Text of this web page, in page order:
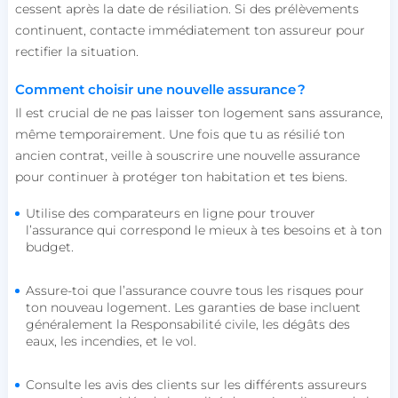
cessent après la date de résiliation. Si des prélèvements
continuent, contacte immédiatement ton assureur pour
rectifier la situation.
Comment choisir une nouvelle assurance ?
Il est crucial de ne pas laisser ton logement sans assurance,
même temporairement. Une fois que tu as résilié ton
ancien contrat, veille à souscrire une nouvelle assurance
pour continuer à protéger ton habitation et tes biens.
Utilise des comparateurs en ligne pour trouver
l’assurance qui correspond le mieux à tes besoins et à ton
budget.
Assure-toi que l’assurance couvre tous les risques pour
ton nouveau logement. Les garanties de base incluent
généralement la Responsabilité civile, les dégâts des
eaux, les incendies, et le vol.
Consulte les avis des clients sur les différents assureurs
Les cookies strictement nécessaires habilitent des
fonctionnalités de base du site Web telles que la
connexion des utilisateurs et la gestion des
comptes. Le site Web ne peut pas être utilisé
session_uuid
beta-front.heyme.care
lccst accounts.livechat.com
to_event_consent_id
.heyme.care
Politique de confidentialité de
Google